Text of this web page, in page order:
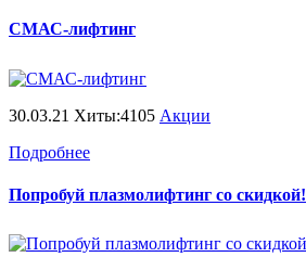
СМАС-лифтинг
30.03.21 Хиты:4105 Акции
Подробнее
Попробуй плазмолифтинг со скидкой!